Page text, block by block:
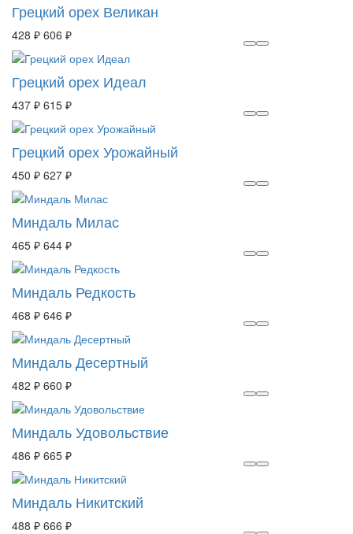
Грецкий орех Великан
428 ₽ 606 ₽
Грецкий орех Идеал
437 ₽ 615 ₽
Грецкий орех Урожайный
450 ₽ 627 ₽
Миндаль Милас
465 ₽ 644 ₽
Миндаль Редкость
468 ₽ 646 ₽
Миндаль Десертный
482 ₽ 660 ₽
Миндаль Удовольствие
486 ₽ 665 ₽
Миндаль Никитский
488 ₽ 666 ₽